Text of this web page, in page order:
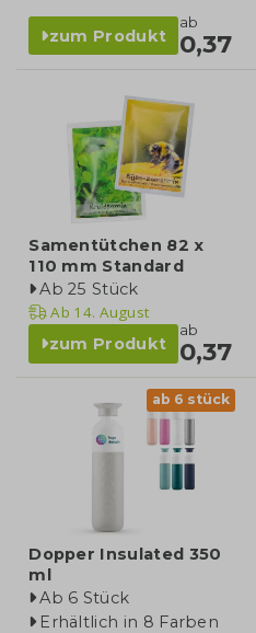
zum Produkt
ab
0,37
Samentütchen 82 x
110 mm Standard
Ab 25 Stück
Ab 14. August
zum Produkt
ab
0,37
ab 6 stück
Dopper Insulated 350
ml
Ab 6 Stück
Erhältlich in 8 Farben